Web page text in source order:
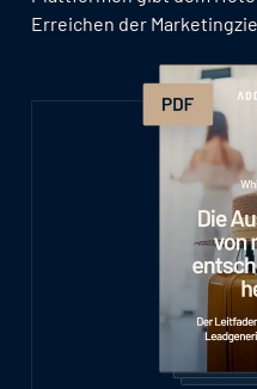
Erreichen der